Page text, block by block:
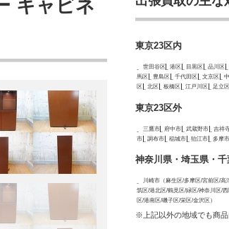
キャビネ
東京23区内
世田谷区 港区 目黒区 品川区
馬区
豊島区 千代田区 文京区
区
北区 板橋区 江戸川区 足立区
東京23区外
三鷹市 府中市 武蔵野市 吉祥
市
調布市 稲城市 狛江市 多摩市
神奈川県・埼玉県・千
川崎市（麻生区/多摩区/宮前区/高
筑区/港北区/鶴見区/緑区/神奈川区/
区/港南区/磯子区/栄区/金沢区）
※上記以外の地域でも商品